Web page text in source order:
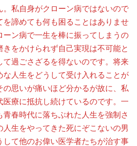
。私自身がクローン病ではないので
を諦めても何も困ることはありませ
ーン病で一生を棒に振ってしまうの
きをかけられず自己実現は不可能と
て過ごさざるを得ないのです。将来
な人生をどうして受け入れることが
の思いが痛いほど分かるが故に、私
医療に抵抗し続けているのです。一
春時代に落ちぶれた人生を強制さ
人生をやってきた死にぞこないの男
して他のお偉い医学者たちが治す事